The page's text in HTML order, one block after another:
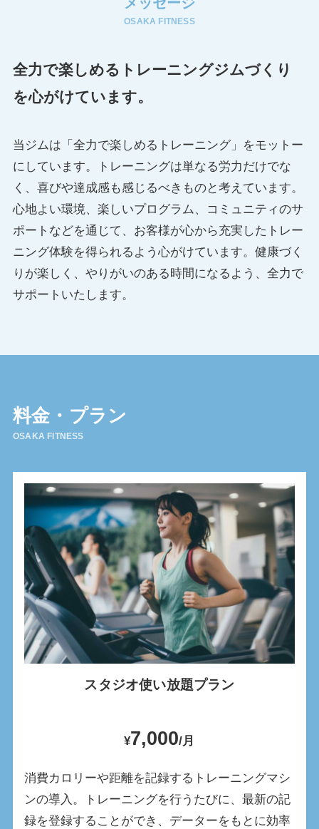
メッセージ
OSAKA FITNESS
全力で楽しめるトレーニングジムづくり
を心がけています。
当ジムは「全力で楽しめるトレーニング」をモットー
にしています。トレーニングは単なる労力だけでな
く、喜びや達成感も感じるべきものと考えています。
心地よい環境、楽しいプログラム、コミュニティのサ
ポートなどを通じて、お客様が心から充実したトレー
ニング体験を得られるよう心がけています。健康づく
りが楽しく、やりがいのある時間になるよう、全力で
サポートいたします。
料金・プラン
OSAKA FITNESS
スタジオ使い放題プラン
¥7,000/月
消費カロリーや距離を記録するトレーニングマシ
ンの導入。トレーニングを行うたびに、最新の記
録を登録することができ、データーをもとに効率